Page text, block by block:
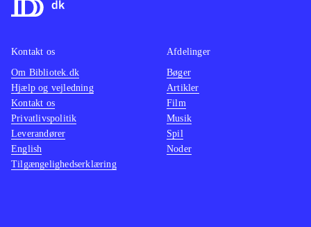
Kontakt os
Om Bibliotek.dk
Hjælp og vejledning
Kontakt os
Privatlivspolitik
Leverandører
English
Tilgængelighedserklæring
Afdelinger
Bøger
Artikler
Film
Musik
Spil
Noder